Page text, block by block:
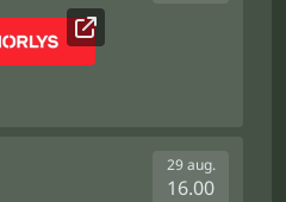
29 aug.
16.00